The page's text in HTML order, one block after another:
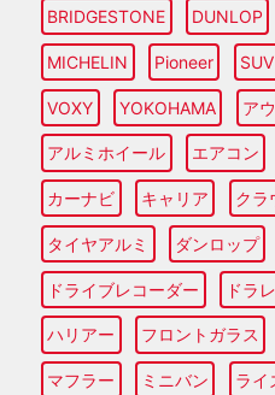
BRIDGESTONE DUNLOP
MICHELIN Pioneer SUV
VOXY YOKOHAMA ア
アルミホイール エアコン
カーナビ キャリア クラ
タイヤアルミ ダンロップ
ドライブレコーダー ドラ
ハリアー フロントガラス
マフラー ミニバン ライ